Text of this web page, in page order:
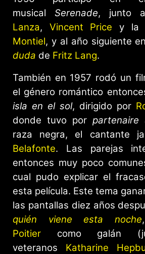
musical Serenade, junto
Lanza, Vincent Price y la
Montiel, y al año siguiente
duda de Fritz Lang.
También en 1957 rodó un
el género romántico
isla en el sol, dirigido por
donde tuvo por partenaire
raza negra, el cantante
Belafonte. Las parejas
entonces muy poco
cual pudo explicar el
esta película. Este tema
las pantallas diez años
quién viene esta noche
Poitier como galán
veteranos Katharine